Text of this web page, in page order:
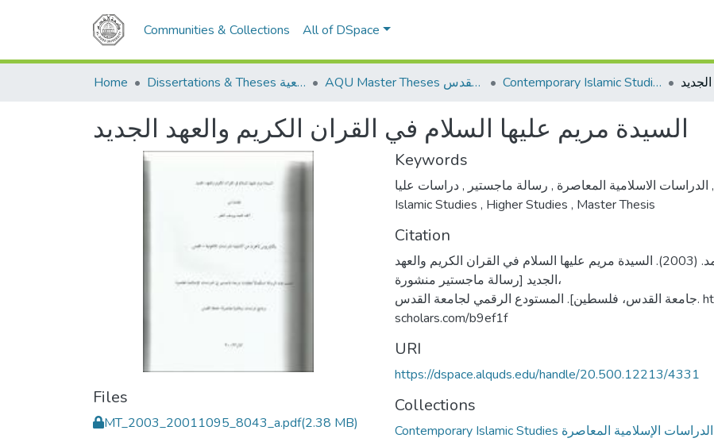
Communities & Collections All of DSpace
Home Dissertations & Theses الرسائل الجامعية AQU Master Theses الرسائل الجامعية الخاصة بجامعة القدس Contemporary Islamic Studies الدراسات الإسلامية المعاصرة
السيدة مريم عليها السلام في القران الكريم والعهد الجديد
Files
MT_2003_20011095_8043_a.pdf(2.38 MB)
Keywords
الدراسات الاسلامية المعاصرة , رسالة ماجستير , ,
Islamic Studies , Higher Studies , Master Thesis
Citation
أشقر، أحمد محمد. (2003). السيدة مريم عليها السلام في القران الكريم والعهد
الجديد [رسالة ماجستير منشورة،
جامعة القدس، فلسطين]. المستودع الرقمي لجامعة القدس. https://arab-
scholars.com/b9ef1f
URI
https://dspace.alquds.edu/handle/20.500.12213/4331
Collections
Contemporary Islamic Studies الدراسات الإسلامية المعاصرة